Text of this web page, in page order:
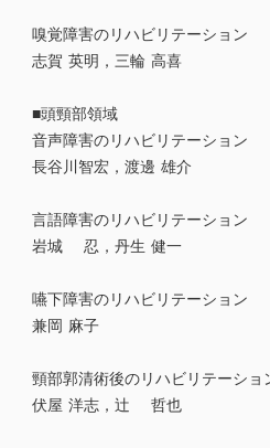
嗅覚障害のリハビリテーション
志賀 英明，三輪 高喜
■頭頸部領域
音声障害のリハビリテーション
長谷川智宏，渡邊 雄介
言語障害のリハビリテーション
岩城 忍，丹生 健一
嚥下障害のリハビリテーション
兼岡 麻子
頸部郭清術後のリハビリテーショ
伏屋 洋志，辻 哲也